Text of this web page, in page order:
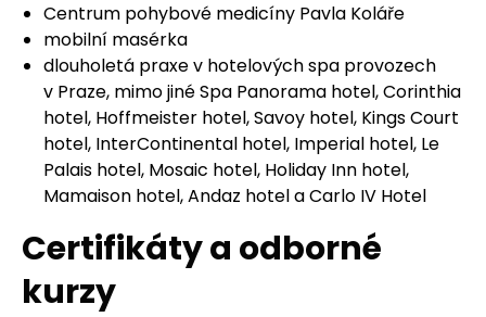
Centrum pohybové medicíny Pavla Koláře
mobilní masérka
dlouholetá praxe v hotelových spa provozech
v Praze, mimo jiné Spa Panorama hotel, Corinthia
hotel, Hoffmeister hotel, Savoy hotel, Kings Court
hotel, InterContinental hotel, Imperial hotel, Le
Palais hotel, Mosaic hotel, Holiday Inn hotel,
Mamaison hotel, Andaz hotel a Carlo IV Hotel
Certifikáty a odborné
kurzy